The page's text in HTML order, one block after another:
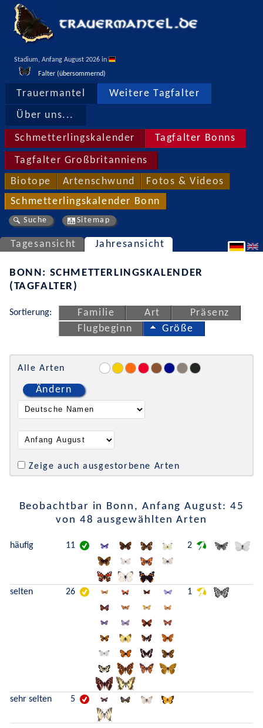
Stadium, Anfang August 2026 in
Falter (übersommernd)
Trauermantel Weitere Tagfalter
Über uns...
Schmetterlingskalender Tagfalter Bonns
Tagfalter Großbritanniens
Biotope Artenschwund Fotos & Videos
Schmetterlingskalender Bonn
Suche Sitemap
Tagesansicht Jahresansicht
BONN: SCHMETTERLINGSKALENDER
(TAGFALTER)
Sortierung: Familie Art
Präsenz
Flugbeginn
Größe
Alle Arten
Ändern
Zeige auch ausgestorbene Arten
Beobachtbar in Bonn, Anfang August: 45
von 48 ausgewählten Arten
häufig 11 2
selten 26 1
sehr selten 5